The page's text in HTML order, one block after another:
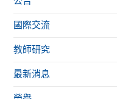
國際交流
教師研究
最新消息